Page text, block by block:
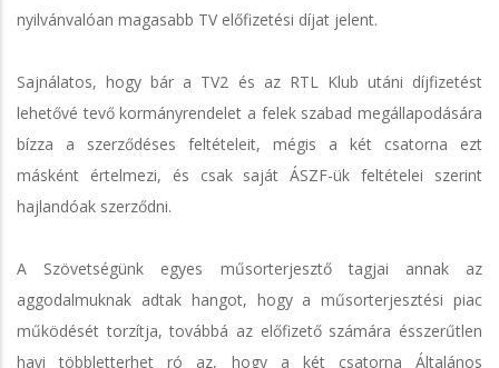
nyilvánvalóan magasabb TV előfizetési díjat jelent.
Sajnálatos, hogy bár a TV2 és az RTL Klub utáni díjfizetést
lehetővé tevő kormányrendelet a felek szabad megállapodására
bízza a szerződéses feltételeit, mégis a két csatorna ezt
másként értelmezi, és csak saját ÁSZF-ük feltételei szerint
hajlandóak szerződni.
A Szövetségünk egyes műsorterjesztő tagjai annak az
aggodalmuknak adtak hangot, hogy a műsorterjesztési piac
működését torzítja, továbbá az előfizető számára ésszerűtlen
havi többletterhet ró az, hogy a két csatorna Általános